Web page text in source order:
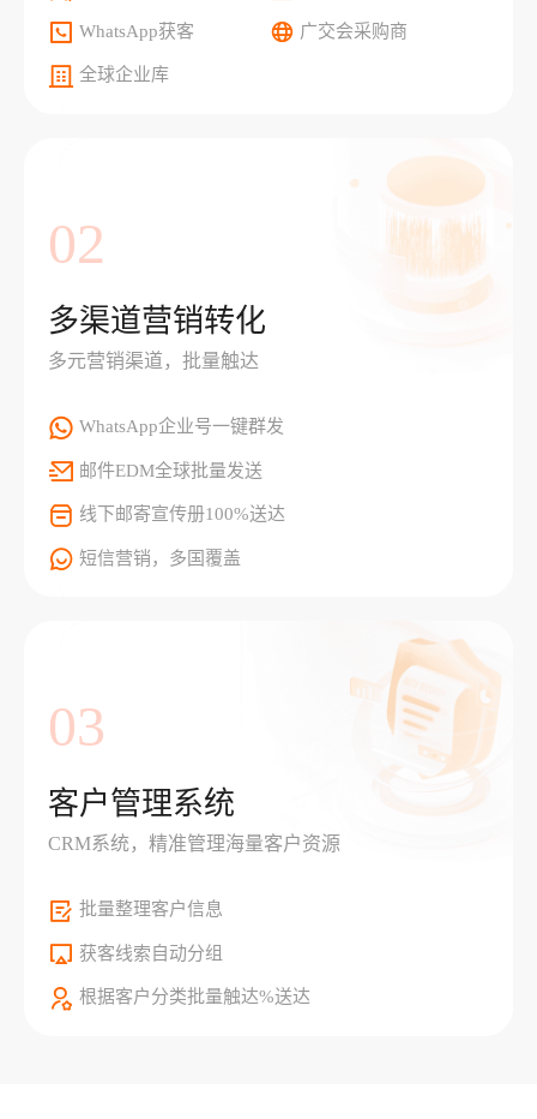
WhatsApp获客 广交会采购商
全球企业库
02
多渠道营销转化
多元营销渠道，批量触达
WhatsApp企业号一键群发
邮件EDM全球批量发送
线下邮寄宣传册100%送达
短信营销，多国覆盖
03
客户管理系统
CRM系统，精准管理海量客户资源
批量整理客户信息
获客线索自动分组
根据客户分类批量触达%送达